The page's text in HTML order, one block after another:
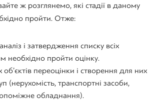
ж розглянемо, які стадії в даному
пройти. Отже:
і затвердження списку всіх
необхідно пройти оцінку.
об’єктів переоцінки і створення для них
(нерухомість, транспортні засоби,
обладнання).